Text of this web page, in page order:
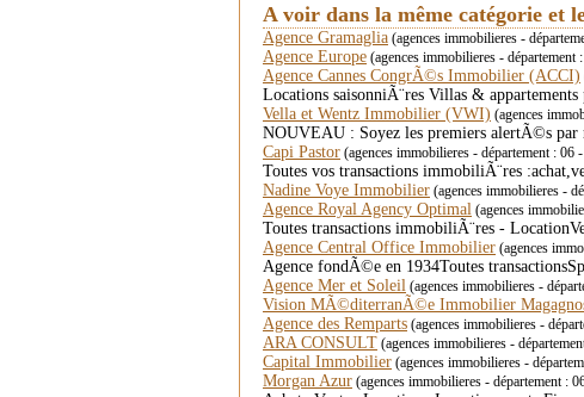
A voir dans la même catégorie et
Agence Gramaglia (agences immobilieres -
Agence Europe (agences immobilieres -
Agence Cannes CongrÃ©s Immobilier (ACCI)
Locations saisonniÃ¨res Villas &
Vella et Wentz Immobilier (VWI) (agences
NOUVEAU : Soyez les premiers alertÃ©s par
Capi Pastor (agences immobilieres - département :
Toutes vos transactions immobiliÃ¨res
Nadine Voye Immobilier (agences immobilieres -
Agence Royal Agency Optimal (agences
Toutes transactions immobiliÃ¨res -
Agence Central Office Immobilier (agences
Agence fondÃ©e en 1934Toutes
Agence Mer et Soleil (agences immobilieres -
Vision MÃ©diterranÃ©e Immobilier
Agence des Remparts (agences immobilieres -
ARA CONSULT (agences immobilieres -
Capital Immobilier (agences immobilieres -
Morgan Azur (agences immobilieres - département